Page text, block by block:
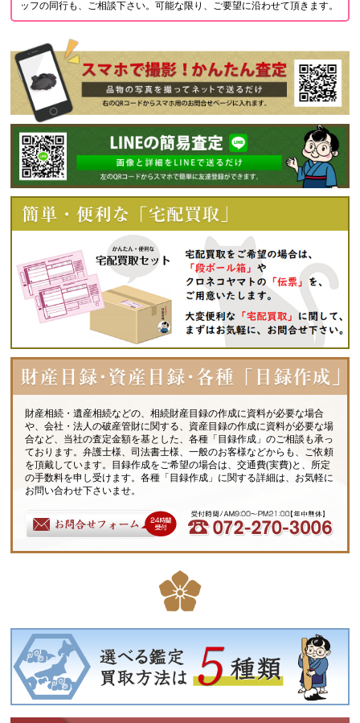
ッフの同行も、ご相談下さい。可能な限り、ご要望に沿わせて頂きます。
財産相続・遺産相続などの、相続財産目録の作成に資料が必要な場合
や、会社・法人の破産管財に関する、資産目録の作成に資料が必要な場
合など、当社の査定金額を基とした、各種「目録作成」のご相談も承っ
ております。弁護士様、司法書士様、一般のお客様などからも、ご依頼
を頂戴しています。目録作成をご希望の場合は、交通費(実費)と、所定
の手数料を申し受けます。各種「目録作成」に関する詳細は、お気軽に
お問い合わせ下さいませ。